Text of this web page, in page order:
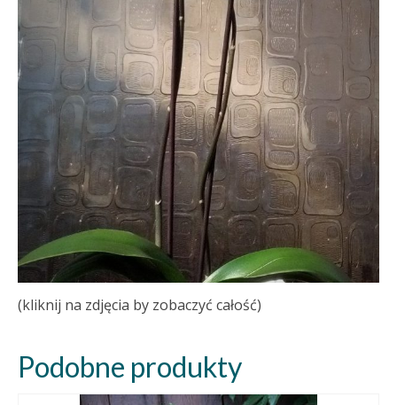
(kliknij na zdjęcia by zobaczyć całość)
Podobne produkty